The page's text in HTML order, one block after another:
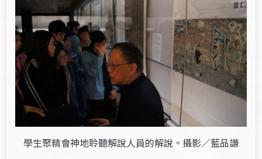
學生聚精會神地聆聽解說人員的解說。攝影／藍品謙